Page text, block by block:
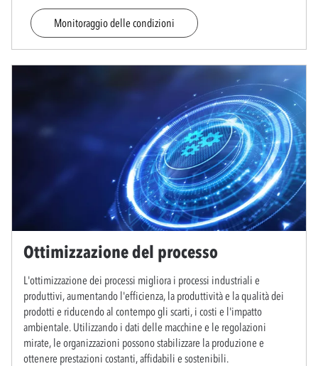
Monitoraggio delle condizioni
Ottimizzazione del processo
L'ottimizzazione dei processi migliora i processi industriali e
produttivi, aumentando l'efficienza, la produttività e la qualità dei
prodotti e riducendo al contempo gli scarti, i costi e l'impatto
ambientale. Utilizzando i dati delle macchine e le regolazioni
mirate, le organizzazioni possono stabilizzare la produzione e
ottenere prestazioni costanti, affidabili e sostenibili.